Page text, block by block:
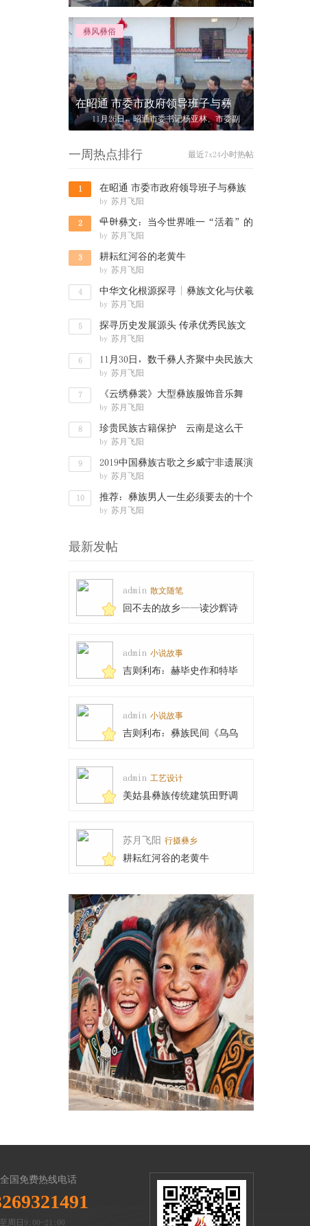
言文学系书记、教授） 站在慕俄
彝风彝俗
在昭通 市委市政府领导班子与彝
11月26日，昭通市委书记杨亚林、市委副
书记、市长郭大进、市委副书记王忠、市
一周热点排行 最近7x24小时热帖
1
在昭通 市委市政府领导班子与彝族
群众共度
by 苏月飞阳
2
녪뉄彝文：当今世界唯一“活着”的
六大古文
by 苏月飞阳
3 耕耘红河谷的老黄牛
by 苏月飞阳
4
中华文化根源探寻 | 彝族文化与伏羲
文化渊
by 苏月飞阳
5
探寻历史发展源头 传承优秀民族文
化——彝
by 苏月飞阳
6
11月30日，数千彝人齐聚中央民族大
学，要搞
by 苏月飞阳
7
《云绣彝裳》大型彝族服饰音乐舞
剧“舞动”
by 苏月飞阳
8
珍贵民族古籍保护 云南是这么干
的：数字化
by 苏月飞阳
9
2019中国彝族古歌之乡威宁非遗展演
走进西南
by 苏月飞阳
10
推荐：彝族男人一生必须要去的十个
地方
by 苏月飞阳
最新发帖
admin 散文随笔
回不去的故乡——读沙辉诗
admin 小说故事
吉则利布：赫毕史作和特毕
admin 小说故事
吉则利布：彝族民间《乌乌
admin 工艺设计
美姑县彝族传统建筑田野调
苏月飞阳 行摄彝乡
耕耘红河谷的老黄牛
全国免费热线电话
周日9:00-21:00